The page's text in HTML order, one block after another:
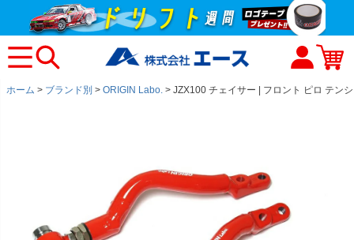
ホーム ブランド別 ORIGIN Labo. JZX100 チェイサー | フロント ピロ テン